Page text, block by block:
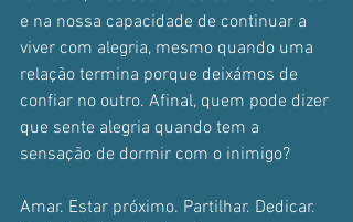
e na nossa capacidade de continuar a
viver com alegria, mesmo quando uma
relação termina porque deixámos de
confiar no outro. Afinal, quem pode dizer
que sente alegria quando tem a
sensação de dormir com o inimigo?
Amar. Estar próximo. Partilhar. Dedicar.